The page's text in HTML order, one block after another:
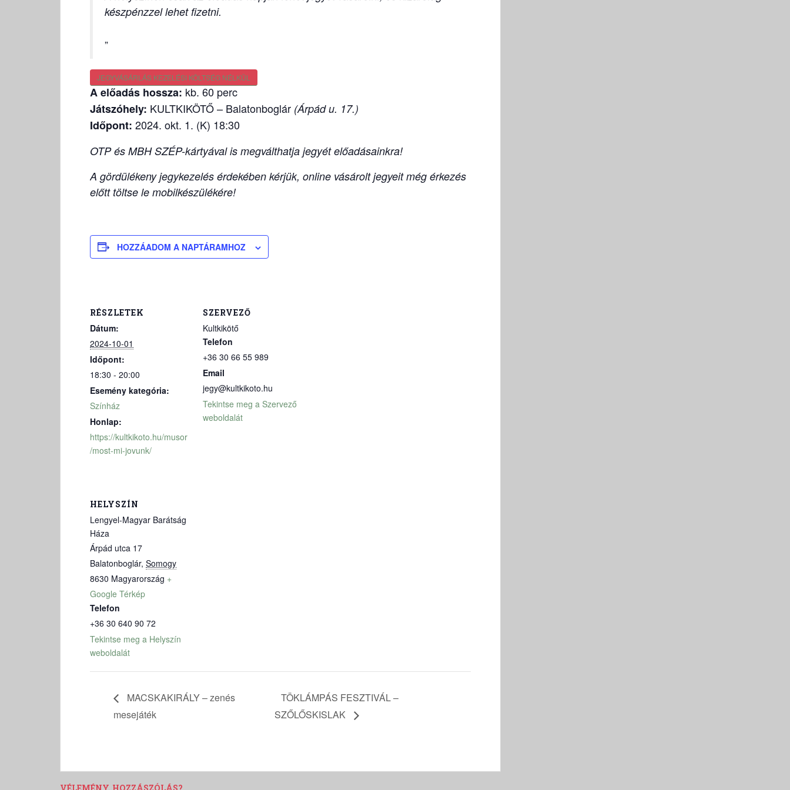
készpénzzel lehet fizetni.
JEGYVÁSÁRLÁS KEZELÉSI KÖLTSÉG NÉLKÜL
A előadás hossza: kb. 60 perc
Játszóhely: KULTKIKÖTŐ – Balatonboglár (Árpád u. 17.)
Időpont: 2024. okt. 1. (K) 18:30
OTP és MBH SZÉP-kártyával is megválthatja jegyét előadásainkra!
A gördülékeny jegykezelés érdekében kérjük, online vásárolt jegyeit még érkezés
előtt töltse le mobilkészülékére!
HOZZÁADOM A NAPTÁRAMHOZ
RÉSZLETEK
Dátum:
2024-10-01
Időpont:
18:30 - 20:00
Esemény kategória:
Színház
Honlap:
https://kultkikoto.hu/musor
/most-mi-jovunk/
SZERVEZŐ
Kultkikötő
Telefon
+36 30 66 55 989
Email
jegy@kultkikoto.hu
Tekintse meg a Szervező
weboldalát
HELYSZÍN
Lengyel-Magyar Barátság
Háza
Árpád utca 17
Balatonboglár, Somogy
8630 Magyarország +
Google Térkép
Telefon
+36 30 640 90 72
Tekintse meg a Helyszín
weboldalát
MACSKAKIRÁLY – zenés
mesejáték
TÖKLÁMPÁS FESZTIVÁL –
SZŐLŐSKISLAK